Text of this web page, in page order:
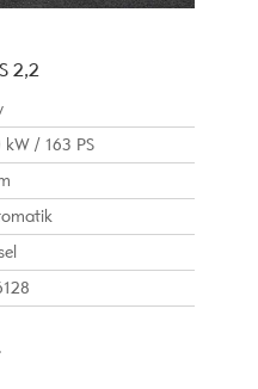
2,2
kW / 163 PS